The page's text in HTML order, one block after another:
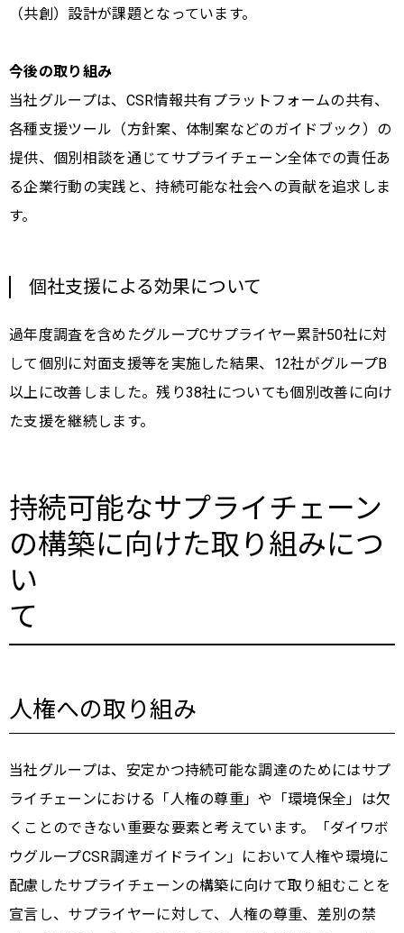
（共創）設計が課題となっています。
今後の取り組み
当社グループは、CSR情報共有プラットフォームの共有、
各種支援ツール（方針案、体制案などのガイドブック）の
提供、個別相談を通じてサプライチェーン全体での責任あ
る企業行動の実践と、持続可能な社会への貢献を追求しま
す。
個社支援による効果について
過年度調査を含めたグループCサプライヤー累計50社に対
して個別に対面支援等を実施した結果、12社がグループB
以上に改善しました。残り38社についても個別改善に向け
た支援を継続します。
持続可能なサプライチェーン
の構築に向けた取り組みにつ
い
て
人権への取り組み
当社グループは、安定かつ持続可能な調達のためにはサプ
ライチェーンにおける「人権の尊重」や「環境保全」は欠
くことのできない重要な要素と考えています。「ダイワボ
ウグループCSR調達ガイドライン」において人権や環境に
配慮したサプライチェーンの構築に向けて取り組むことを
宣言し、サプライヤーに対して、人権の尊重、差別の禁